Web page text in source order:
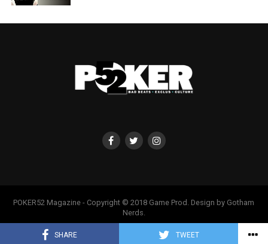
SHARE TWEET
POKER52 Magazine - Copyright © 2018 Game Prod. Design by Gotham
Nerds.